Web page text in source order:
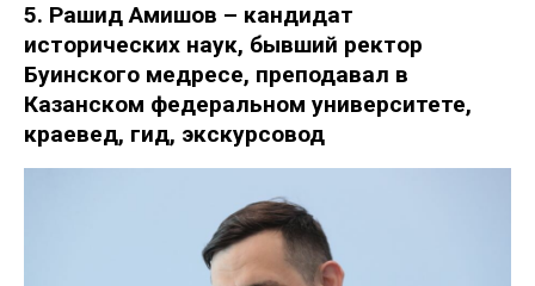
5. Рашид Амишов – кандидат
исторических наук, бывший ректор
Буинского медресе, преподавал в
Казанском федеральном университете,
краевед, гид, экскурсовод